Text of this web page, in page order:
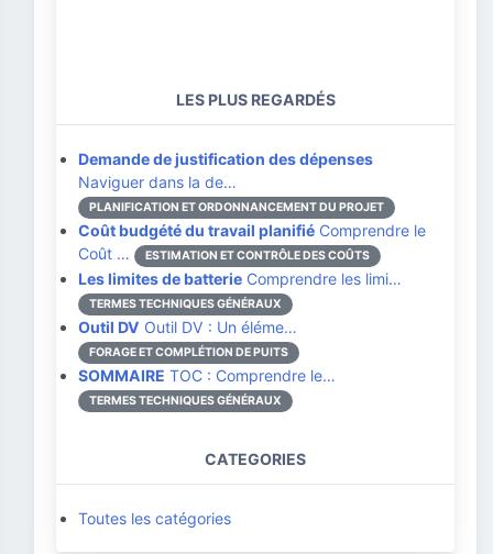
LES PLUS REGARDÉS
Demande de justification des dépenses
Naviguer dans la de…
PLANIFICATION ET ORDONNANCEMENT DU PROJET
Coût budgété du travail planifié Comprendre le
Coût …
ESTIMATION ET CONTRÔLE DES COÛTS
Les limites de batterie Comprendre les limi…
TERMES TECHNIQUES GÉNÉRAUX
Outil DV Outil DV : Un éléme…
FORAGE ET COMPLÉTION DE PUITS
SOMMAIRE TOC : Comprendre le…
TERMES TECHNIQUES GÉNÉRAUX
CATEGORIES
Toutes les catégories